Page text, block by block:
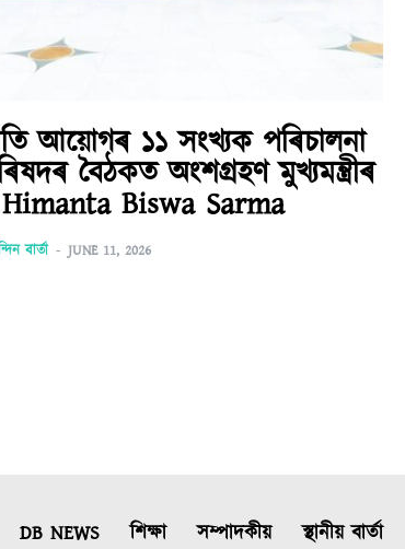
আয়োগৰ ১১ সংখ্যক পৰিচালনা
বৈঠকত অংশগ্ৰহণ মুখ্যমন্ত্ৰীৰ
Himanta Biswa Sarma
বাৰ্তা - JUNE 11, 2026
DB NEWS শিক্ষা সম্পাদকীয় স্থানীয় বাৰ্তা